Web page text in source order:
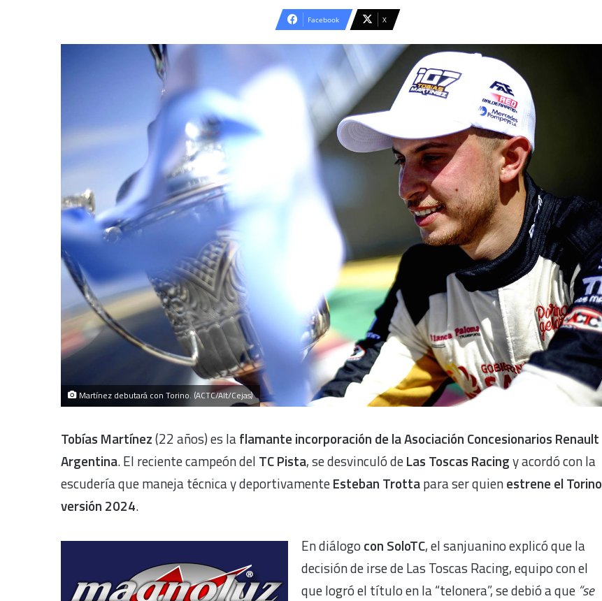
Facebook X
Martínez debutará con Torino. (ACTC/Alt/Cejas)
Tobías Martínez(22 años) es laflamante incorporación de laAsociación Concesionarios Renault
Argentina. El reciente campeón del TC Pista, se desvinculó deLas Toscas Racingy acordó con la
escudería que maneja técnica y deportivamenteEsteban Trottapara ser quienestrene el Torino
versión 2024.
En diálogo con SoloTC, el sanjuanino explicó que la
decisión de irse de Las Toscas Racing, equipo con el
que logró el título en la “telonera”, se debió a que “se